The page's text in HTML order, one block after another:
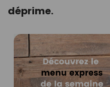
déprime.